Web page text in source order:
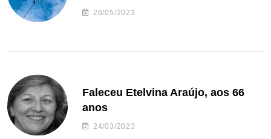
26/05/2023
Faleceu Etelvina Araújo, aos 66
anos
24/03/2023